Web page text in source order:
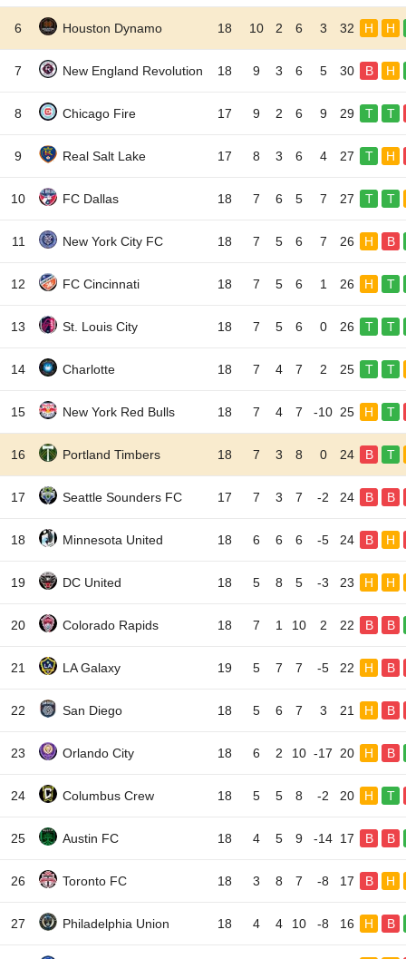
6 Houston Dynamo 18 10 2 6 3 32 H H
7 New England Revolution 18 9 3 6 5 30 B H
8 Chicago Fire 17 9 2 6 9 29 T T
9 Real Salt Lake 17 8 3 6 4 27 T H
10 FC Dallas 18 7 6 5 7 27 T T
11 New York City FC 18 7 5 6 7 26 H B
12 FC Cincinnati 18 7 5 6 1 26 H T
13 St. Louis City 18 7 5 6 0 26 T T
14 Charlotte 18 7 4 7 2 25 T T
15 New York Red Bulls 18 7 4 7 -10 25 H T
16 Portland Timbers 18 7 3 8 0 24 B T
17 Seattle Sounders FC 17 7 3 7 -2 24 B B
18 Minnesota United 18 6 6 6 -5 24 B H
19 DC United 18 5 8 5 -3 23 H H
20 Colorado Rapids 18 7 1 10 2 22 B B
21 LA Galaxy 19 5 7 7 -5 22 H B
22 San Diego 18 5 6 7 3 21 H B
23 Orlando City 18 6 2 10 -17 20 H B
24 Columbus Crew 18 5 5 8 -2 20 H T
25 Austin FC 18 4 5 9 -14 17 B B
26 Toronto FC 18 3 8 7 -8 17 B H
27 Philadelphia Union 18 4 4 10 -8 16 H B